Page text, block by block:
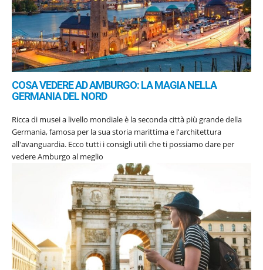
COSA VEDERE AD AMBURGO: LA MAGIA NELLA
GERMANIA DEL NORD
Ricca di musei a livello mondiale è la seconda città più grande della
Germania, famosa per la sua storia marittima e l'architettura
all'avanguardia. Ecco tutti i consigli utili che ti possiamo dare per
vedere Amburgo al meglio